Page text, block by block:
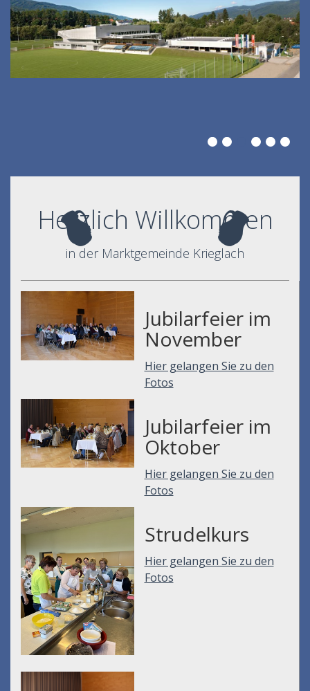
Herzlich Willkommen
in der Marktgemeinde Krieglach
Jubilarfeier im
November
Hier gelangen Sie zu den
Fotos
Jubilarfeier im
Oktober
Hier gelangen Sie zu den
Fotos
Strudelkurs
Hier gelangen Sie zu den
Fotos